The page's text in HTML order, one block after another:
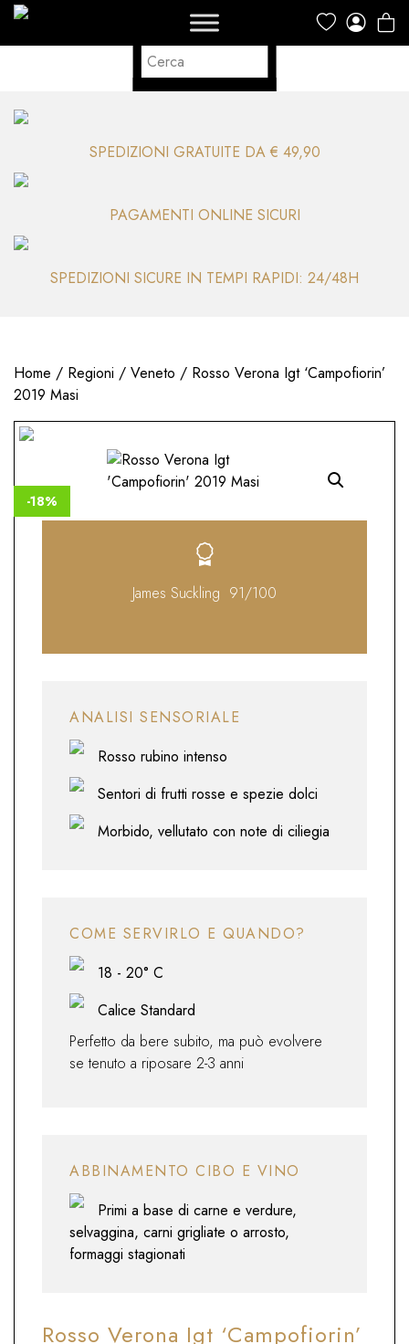
SPEDIZIONI GRATUITE DA € 49,90
PAGAMENTI ONLINE SICURI
SPEDIZIONI SICURE IN TEMPI RAPIDI: 24/48H
Home / Regioni / Veneto / Rosso Verona Igt ‘Campofiorin’
2019 Masi
-18%
James Suckling 91/100
ANALISI SENSORIALE
Rosso rubino intenso
Sentori di frutti rosse e spezie dolci
Morbido, vellutato con note di ciliegia
COME SERVIRLO E QUANDO?
18 - 20° C
Calice Standard
Perfetto da bere subito, ma può evolvere
se tenuto a riposare 2-3 anni
ABBINAMENTO CIBO E VINO
Primi a base di carne e verdure,
selvaggina, carni grigliate o arrosto,
formaggi stagionati
Rosso Verona Igt ‘Campofiorin’